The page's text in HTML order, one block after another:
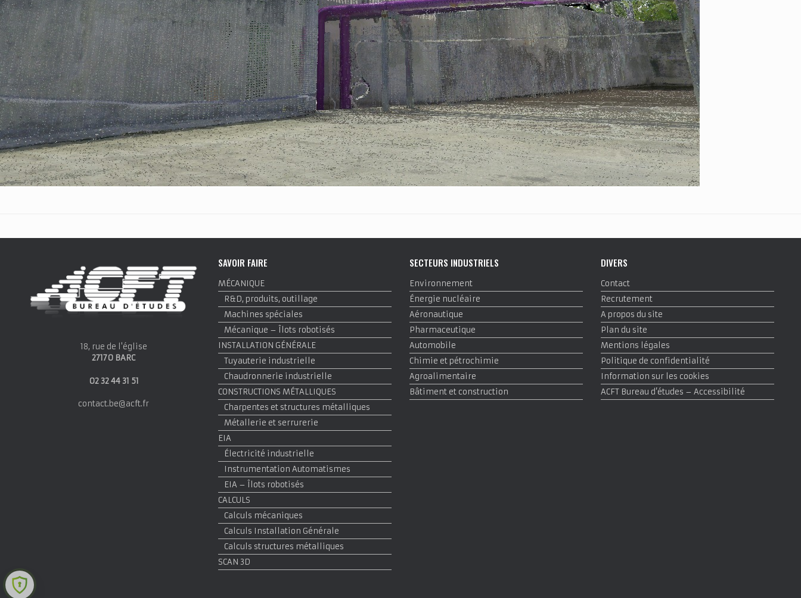
18, rue de l'église
27170 BARC
02 32 44 31 51
contact.be@acft.fr
SAVOIR FAIRE
MÉCANIQUE
R&D, produits, outillage
Machines spéciales
Mécanique – Îlots robotisés
INSTALLATION GÉNÉRALE
Tuyauterie industrielle
Chaudronnerie industrielle
CONSTRUCTIONS MÉTALLIQUES
Charpentes et structures métalliques
Métallerie et serrurerie
EIA
Électricité industrielle
Instrumentation Automatismes
EIA – Îlots robotisés
CALCULS
Calculs mécaniques
Calculs Installation Générale
Calculs structures métalliques
SCAN 3D
SECTEURS INDUSTRIELS
Environnement
Énergie nucléaire
Aéronautique
Pharmaceutique
Automobile
Chimie et pétrochimie
Agroalimentaire
Bâtiment et construction
DIVERS
Contact
Recrutement
A propos du site
Plan du site
Mentions légales
Politique de confidentialité
Information sur les cookies
ACFT Bureau d’études – Accessibilité